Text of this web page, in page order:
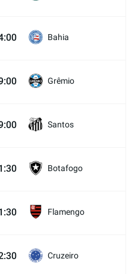
Bahia
Grêmio
Santos
Botafogo
Flamengo
Cruzeiro